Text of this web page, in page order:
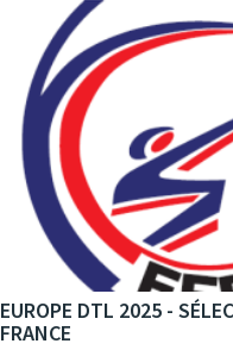
EUROPE DTL 2025 -
FRANCE